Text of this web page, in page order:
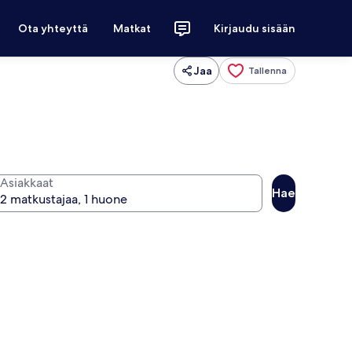
Ota yhteyttä Matkat Kirjaudu sisään
Jaa Tallenna
Asiakkaat
Hae